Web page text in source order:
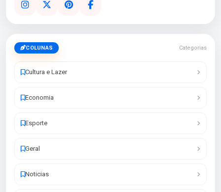
COLUNAS Categorias
Cultura e Lazer
Economia
Esporte
Geral
Noticias